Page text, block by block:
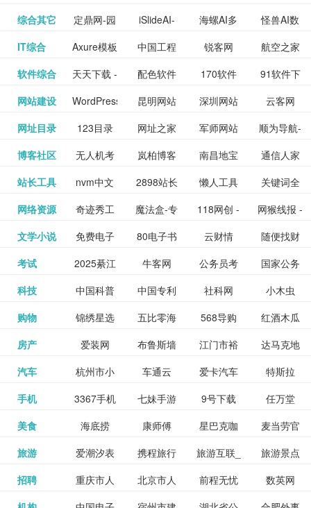
全 频
包括上映
影片的影
讯查询及
购票服
务。你可
和看过的
电影电视
剧，顺便
打分、写
味，豆瓣
_www.sanmao.com.cn_
素材免费
图库
nas论
坛|nas1.cn|nas1|nas
流社区
文写作-AI
毕业设计-
PPT模板
生成
作 - 国内
领先的AI
图片、文
案创作平
讯飞星火-
懂我的AI
助手
更多>>
综合其它 定鼎网-园
林景观建
筑室内设
iSlideAI-
一键生成
PPT模板
海螺AI多
模态大语
言模型
怪兽AI数
字人
九章开物 更多>>
IT综合 Axure模板
网
中国工程
科技知识
中心
锐客网
航空之家
牛品汇
更多>>
软件综合 天天下载 -
绿色精品
软件应用
配色软件
园
170软件
下载站
91软件下
载
yx12345
下载站
更多>>
网站建设 WordPress
主题模板
下载_爱主
昆明网站
建设
深圳网站
建设
云客网
SEO众包
服务平台
深圳网站
建设
更多>>
网址目录 123目录
网
网址之家 军师网站
目录网址
大全
顺为导航-
办公运营
工具导航
易推分类
目录网
更多>>
博客社区 无人机考
证资讯网
岚柏博客 南昌地宝
网_南昌论
坛
通信人家
园
精易论坛 更多>>
站长工具 nvm中文
网
2898站长
资源平台
懒人工具 关键词全
网指数查
询
SEO工具
- 站长之家
更多>>
网络资源 奇迹秀工
具箱-设计
师必备设
辅助神器
魔法盒-专
业的游戏
动画特效
118网创 -
创业项目
资源分享
网猴线报 -
一个简单
且纯粹的
网站
线报酷 -
专注线报
活动
更多>>
文学小说 免费电子
书下载
网,txt小说
完结txt小
说-书本网
80电子书
_八零电子
书_80txt_
云财情 随便找财
经网
钱如故 更多>>
考试 2025綦江
区中考志
愿填报系
牛客网 公务员考
试-中公教
育网
国家公务
员局
公务员考
试信息网
更多>>
科技 中国科普
博览
中国专利
信息网
社科网
小木虫
中国科学
院
更多>>
购物 锦绣星选
海淘
五比零海
淘网
568导购
网
红酒木瓜
靓汤官网
淘宝 更多>>
房产 爱装网 布鲁斯墙
纸
江门市裕
华墙纸
达马克地
产
格莱美墙
纸
更多>>
汽车 杭州市小
客车总量
调控管理
车通云 爱卡汽车
导购
特斯拉
百度有驾
网
更多>>
手机 3367手机
游戏
七妹手游 9号下载
任万堂
游戏邦
更多>>
美食 海底捞 康师傅 星巴克咖
啡
麦当劳官
网
心食谱网 更多>>
旅游 爱潮汐表 携程旅行
网
旅游互联_
景点门票
旅游景点
点评-猫途
北京旅游 更多>>
招聘 重庆市人 北京市人 前程无忧
数英网